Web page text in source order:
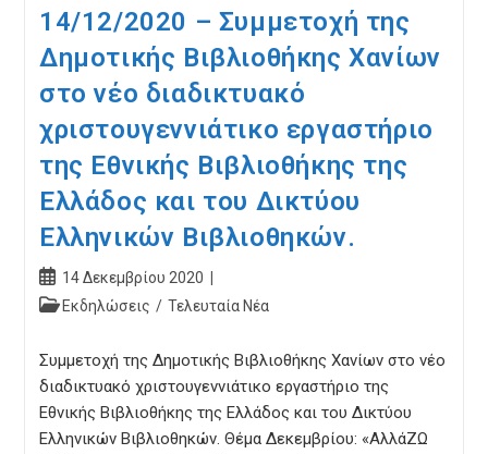
14/12/2020 – Συμμετοχή της
Δημοτικής Βιβλιοθήκης Χανίων
στο νέο διαδικτυακό
χριστουγεννιάτικο εργαστήριο
της Εθνικής Βιβλιοθήκης της
Ελλάδος και του Δικτύου
Ελληνικών Βιβλιοθηκών.
Post
published:
14 Δεκεμβρίου 2020
PostΕκδηλώσεις / Τελευταία Νέα
Συμμετοχή της Δημοτικής Βιβλιοθήκης Χανίων στο νέο
διαδικτυακό χριστουγεννιάτικο εργαστήριο της
Εθνικής Βιβλιοθήκης της Ελλάδος και του Δικτύου
Ελληνικών Βιβλιοθηκών. Θέμα Δεκεμβρίου: «ΑλλάΖΩ